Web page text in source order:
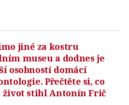
jiné za kostru
museu a dodnes je
osobností domácí
Přečtěte si, co
život stihl Antonín Frič